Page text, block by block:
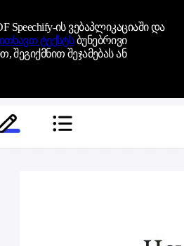
Speechify-ის ვებაპლიკაციაში და
ტექსტსბუნებრივი
შეგიქმნით შეჯამებას ან